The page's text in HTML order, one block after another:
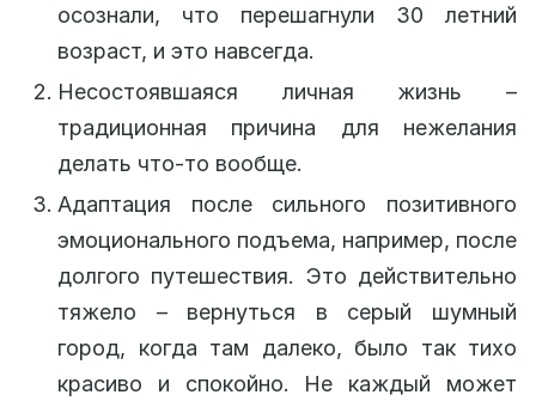
осознали, что перешагнули 30 летний
возраст, и это навсегда.
Несостоявшаяся личная жизнь –
традиционная причина для нежелания
делать что-то вообще.
Адаптация после сильного позитивного
эмоционального подъема, например, после
долгого путешествия. Это действительно
тяжело – вернуться в серый шумный
город, когда там далеко, было так тихо
красиво и спокойно. Не каждый может